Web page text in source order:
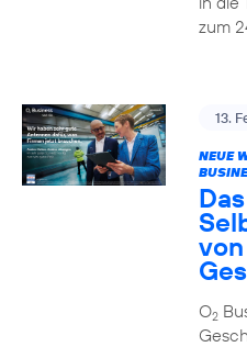
zum
13.
NEUE
O2